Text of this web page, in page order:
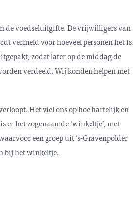
de voedseluitgifte. De vrijwilligers van
vermeld voor hoeveel personen het is.
zodat later op de middag de
verdeeld. Wij konden helpen met
Het viel ons op hoe hartelijk en
er het zogenaamde ‘winkeltje’, met
een groep uit ‘s-Gravenpolder
bij het winkeltje.